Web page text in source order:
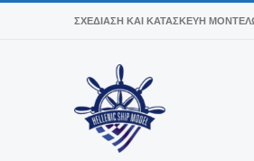
ΣΧΕΔΊΑΣΗ ΚΑΙ ΚΑΤΑΣΚΕΥΉ